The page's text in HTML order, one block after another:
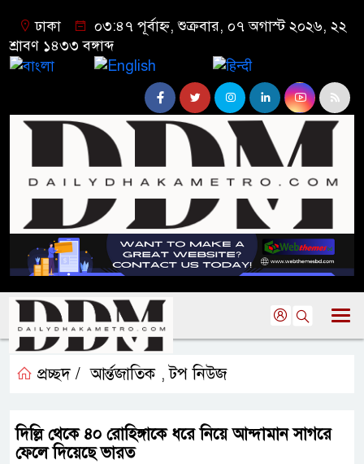
ঢাকা
০৩:৪৭ পূর্বাহ্ন, শুক্রবার, ০৭ অগাস্ট ২০২৬, ২২
শ্রাবণ ১৪৩৩ বঙ্গাব্দ
প্রচ্ছদ / আর্ন্তজাতিক ,টপ নিউজ
দিল্লি থেকে ৪০ রোহিঙ্গাকে ধরে নিয়ে আন্দামান সাগরে
ফেলে দিয়েছে ভারত